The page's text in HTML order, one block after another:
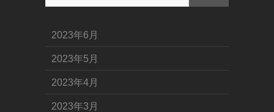
2023年6月
2023年5月
2023年4月
2023年3月